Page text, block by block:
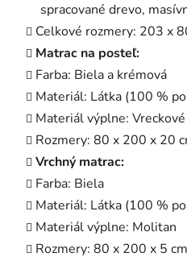
spracované drevo,
Celkové rozmery: 203 x
Matrac na posteľ:
Farba: Biela a krémová
Materiál: Látka (100 %
Materiál výplne:
Rozmery: 80 x 200 x 20
Vrchný matrac:
Farba: Biela
Materiál: Látka (100 %
Materiál výplne: Molitan
Rozmery: 80 x 200 x 5